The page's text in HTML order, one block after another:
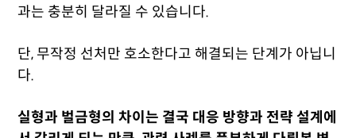
과는 충분히 달라질 수 있습니다.
단, 무작정 선처만 호소한다고 해결되는 단계가 아닙니
다.
실형과 벌금형의 차이는 결국 대응 방향과 전략 설계에